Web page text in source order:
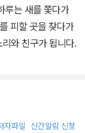
루는 새를 쫓다가
피할 곳을 찾다가
와 친구가 됩니다.
자파일 신간알림 신청